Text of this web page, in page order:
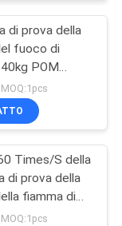
di
di prova della
fuoco di
40kg POM
Times/S della
di prova della
fiamma di